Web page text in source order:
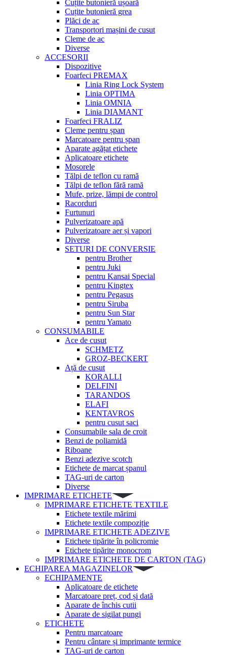
Cuțite butonieră ușoară
Cuțite butonieră grea
Plăci de ac
Transportori mașini de cusut
Cleme de ac
Diverse
ACCESORII
Dispozitive
Foarfeci PREMAX
Linia Ring Lock System
Linia OPTIMA
Linia OMNIA
Linia DIAMANT
Foarfeci FRALIZ
Cleme pentru șpan
Marcatoare pentru șpan
Aparate agățat etichete
Aplicatoare etichete
Mosorele
Tălpi de teflon cu ramă
Tălpi de teflon fără ramă
Mufe, prize, lămpi de control
Racorduri
Furtunuri
Pulverizatoare apă
Pulverizatoare aer și vapori
Diverse
SETURI DE CONVERSIE
pentru Brother
pentru Juki
pentru Kansai Special
pentru Kingtex
pentru Pegasus
pentru Siruba
pentru Sun Star
pentru Yamato
CONSUMABILE
Ace de cusut
SCHMETZ
GROZ-BECKERT
Ață de cusut
KORALLI
DELFINI
TARANDOS
ELAFI
KENTAVROS
pentru cusut saci
Consumabile sala de croit
Benzi de poliamidă
Riboane
Benzi adezive scotch
Etichete de marcat șpanul
TAG-uri de carton
Diverse
IMPRIMARE ETICHETE
IMPRIMARE ETICHETE TEXTILE
Etichete textile mărimi
Etichete textile compoziție
IMPRIMARE ETICHETE ADEZIVE
Etichete tipărite în policromie
Etichete tipărite monocrom
IMPRIMARE ETICHETE DE CARTON (TAG)
ECHIPAREA MAGAZINELOR
ECHIPAMENTE
Aplicatoare de etichete
Marcatoare preț, cod și dată
Aparate de închis cutii
Aparate de sigilat pungi
ETICHETE
Pentru marcatoare
Pentru cântare și imprimante termice
TAG-uri de carton